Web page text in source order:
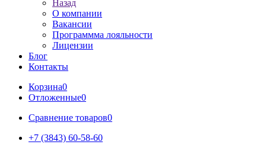
Назад
О компании
Вакансии
Программма лояльности
Лицензии
Блог
Контакты
Корзина0
Отложенные0
Сравнение товаров0
+7 (3843) 60-58-60